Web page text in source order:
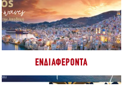
ΕΝΔΙΑΦΈΡΟΝΤΑ